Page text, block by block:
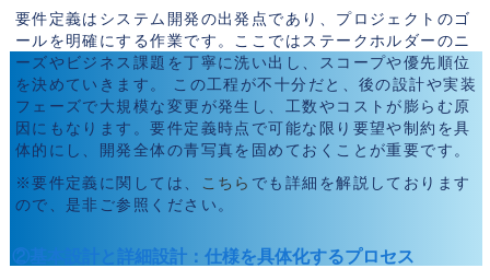
要件定義はシステム開発の出発点であり、プロジェクトのゴ
ールを明確にする作業です。ここではステークホルダーのニ
ーズやビジネス課題を丁寧に洗い出し、スコープや優先順位
を決めていきます。 この工程が不十分だと、後の設計や実装
フェーズで大規模な変更が発生し、工数やコストが膨らむ原
因にもなります。要件定義時点で可能な限り要望や制約を具
体的にし、開発全体の青写真を固めておくことが重要です。
※要件定義に関しては、
こちら でも詳細を解説しております
ので、是非ご参照ください。
②基本設計と詳細設計：仕様を具体化するプロセス